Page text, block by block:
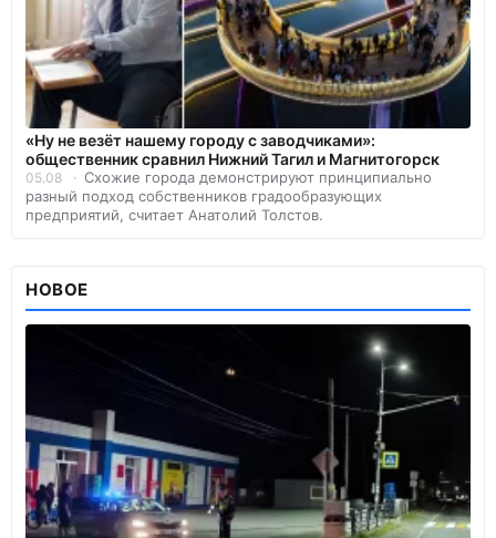
«Ну не везёт нашему городу с заводчиками»:
общественник сравнил Нижний Тагил и Магнитогорск
05.08
Схожие города демонстрируют принципиально
разный подход собственников градообразующих
предприятий, считает Анатолий Толстов.
НОВОЕ